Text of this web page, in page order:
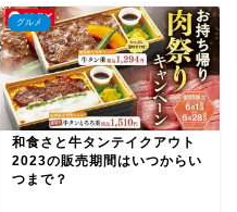
グルメ
和食さと牛タンテイクアウト
2023の販売期間はいつからい
つまで？